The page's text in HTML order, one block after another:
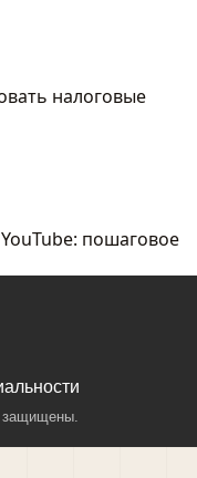
налоговые
пошаговое
защищены.